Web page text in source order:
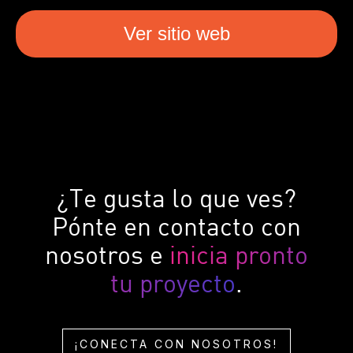
Ver sitio web
¿Te gusta lo que ves?
Pónte en contacto con
nosotros e inicia pronto
tu proyecto.
¡CONECTA CON NOSOTROS!